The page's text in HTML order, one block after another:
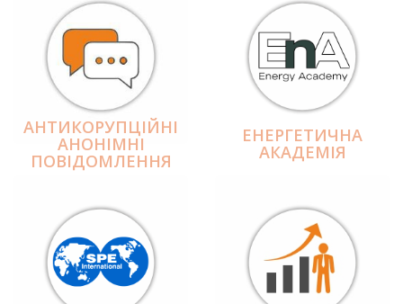
АНТИКОРУПЦІЙНІ
АНОНІМНІ
ПОВІДОМЛЕННЯ
ЕНЕРГЕТИЧНА
АКАДЕМІЯ